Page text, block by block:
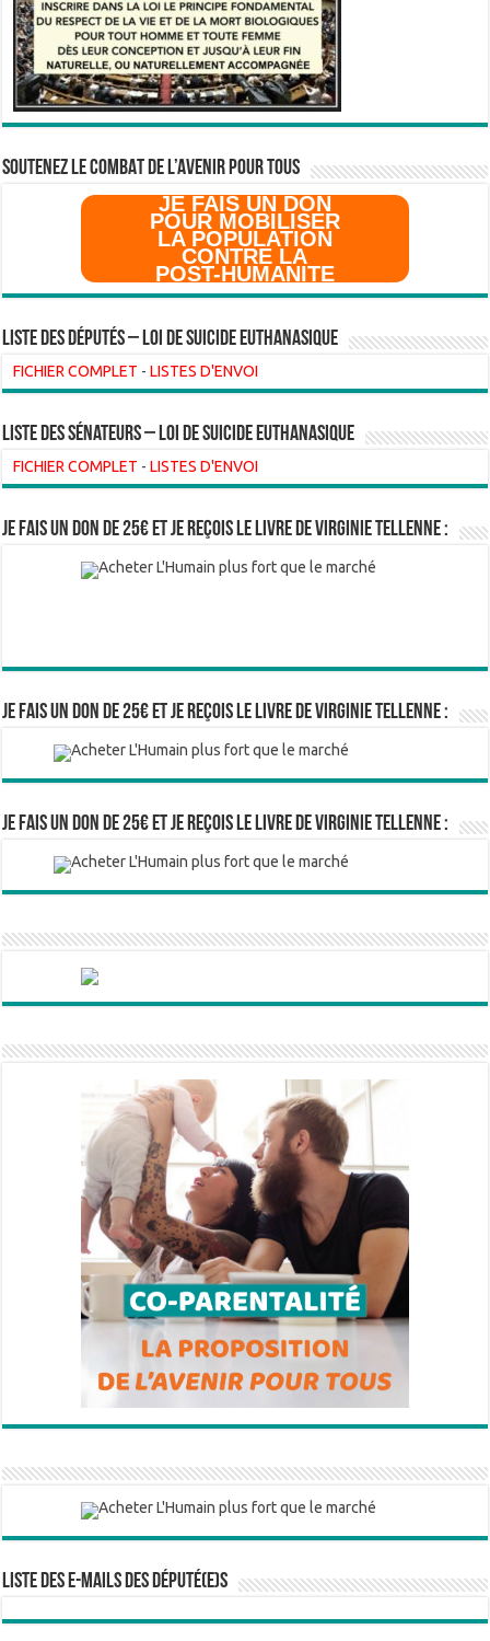
SOUTENEZ LE COMBAT DE L’AVenir pour Tous
JE FAIS UN DON
POUR MOBILISER
LA POPULATION
CONTRE LA
POST-HUMANITE
Liste des Députés – Loi de suicide euthanasique
FICHIER COMPLET -LISTES D'ENVOI
liste des sénateurs – loi de suicide euthanasique
FICHIER COMPLET -LISTES D'ENVOI
Je fais un don de 25€ et je reçois le livre de Virginie Tellenne :
Je fais un don de 25€ et je reçois le livre de Virginie Tellenne :
Je fais un don de 25€ et je reçois le livre de Virginie Tellenne :
Liste des e-mails des député(e)s